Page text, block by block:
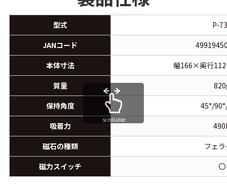
型式
P-
JANコード
本体寸法
幅166×奥行
質量
保持角度
45°/
吸着力
磁石の種類
フェ
磁力スイッチ
〇
scrollable